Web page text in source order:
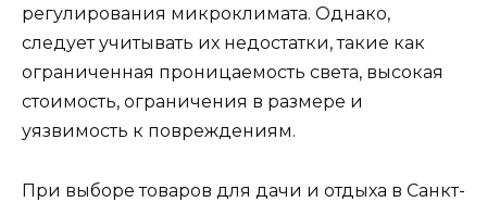
регулирования микроклимата. Однако,
следует учитывать их недостатки, такие как
ограниченная проницаемость света, высокая
стоимость, ограничения в размере и
уязвимость к повреждениям.
При выборе товаров для дачи и отдыха в Санкт-